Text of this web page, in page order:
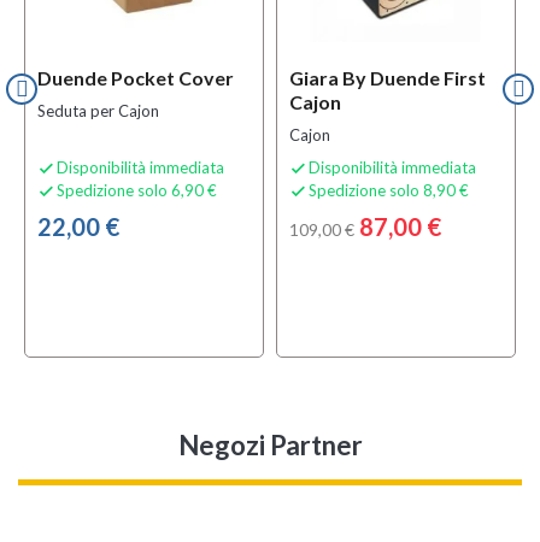
Duende Pocket Cover
Seduta per Cajon
 Disponibilità immediata
 Spedizione solo 6,90 €
22,00 €
Giara By Duende First
Cajon
Cajon
 Disponibilità immediata
 Spedizione solo 8,90 €
109,00 € 87,00 €
Negozi Partner